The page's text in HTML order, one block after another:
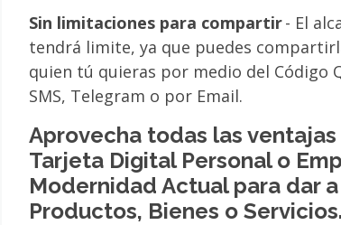
Sin limitaciones para compartir- El
tendrá limite, ya que puedes
quien tú quieras por medio del Código
SMS, Telegram o por Email.
Aprovecha todas las
Tarjeta Digital Personal o
Modernidad Actual para dar
Productos, Bienes o Servicios.